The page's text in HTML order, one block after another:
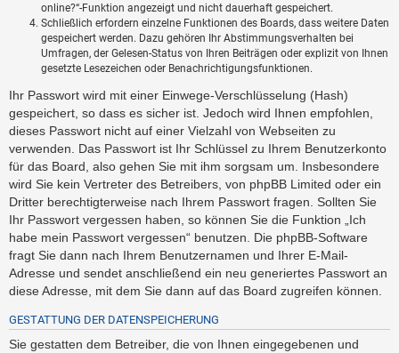
online?“-Funktion angezeigt und nicht dauerhaft gespeichert.
Schließlich erfordern einzelne Funktionen des Boards, dass weitere Daten
gespeichert werden. Dazu gehören Ihr Abstimmungsverhalten bei
Umfragen, der Gelesen-Status von Ihren Beiträgen oder explizit von Ihnen
gesetzte Lesezeichen oder Benachrichtigungsfunktionen.
Ihr Passwort wird mit einer Einwege-Verschlüsselung (Hash)
gespeichert, so dass es sicher ist. Jedoch wird Ihnen empfohlen,
dieses Passwort nicht auf einer Vielzahl von Webseiten zu
verwenden. Das Passwort ist Ihr Schlüssel zu Ihrem Benutzerkonto
für das Board, also gehen Sie mit ihm sorgsam um. Insbesondere
wird Sie kein Vertreter des Betreibers, von phpBB Limited oder ein
Dritter berechtigterweise nach Ihrem Passwort fragen. Sollten Sie
Ihr Passwort vergessen haben, so können Sie die Funktion „Ich
habe mein Passwort vergessen“ benutzen. Die phpBB-Software
fragt Sie dann nach Ihrem Benutzernamen und Ihrer E-Mail-
Adresse und sendet anschließend ein neu generiertes Passwort an
diese Adresse, mit dem Sie dann auf das Board zugreifen können.
GESTATTUNG DER DATENSPEICHERUNG
Sie gestatten dem Betreiber, die von Ihnen eingegebenen und